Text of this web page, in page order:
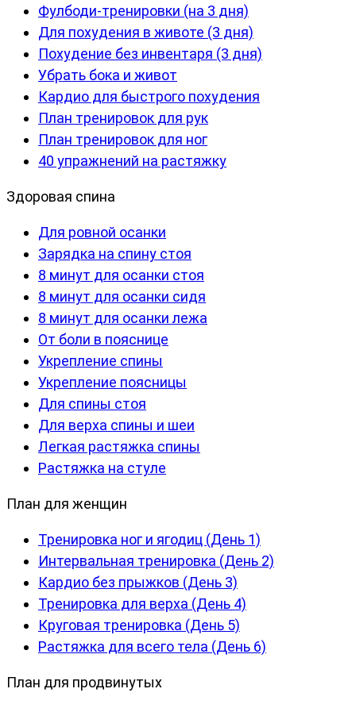
Фулбоди-тренировки (на 3 дня)
Для похудения в животе (3 дня)
Похудение без инвентаря (3 дня)
Убрать бока и живот
Кардио для быстрого похудения
План тренировок для рук
План тренировок для ног
40 упражнений на растяжку
Здоровая спина
Для ровной осанки
Зарядка на спину стоя
8 минут для осанки стоя
8 минут для осанки сидя
8 минут для осанки лежа
От боли в пояснице
Укрепление спины
Укрепление поясницы
Для спины стоя
Для верха спины и шеи
Легкая растяжка спины
Растяжка на стуле
План для женщин
Тренировка ног и ягодиц (День 1)
Интервальная тренировка (День 2)
Кардио без прыжков (День 3)
Тренировка для верха (День 4)
Круговая тренировка (День 5)
Растяжка для всего тела (День 6)
План для продвинутых